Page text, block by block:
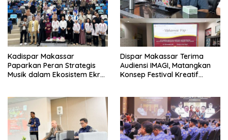
Kadispar Makassar
Paparkan Peran Strategis
Musik dalam Ekosistem Ekraf
Dispar Makassar Terima
Audiensi IMAGI, Matangkan
Konsep Festival Kreatif